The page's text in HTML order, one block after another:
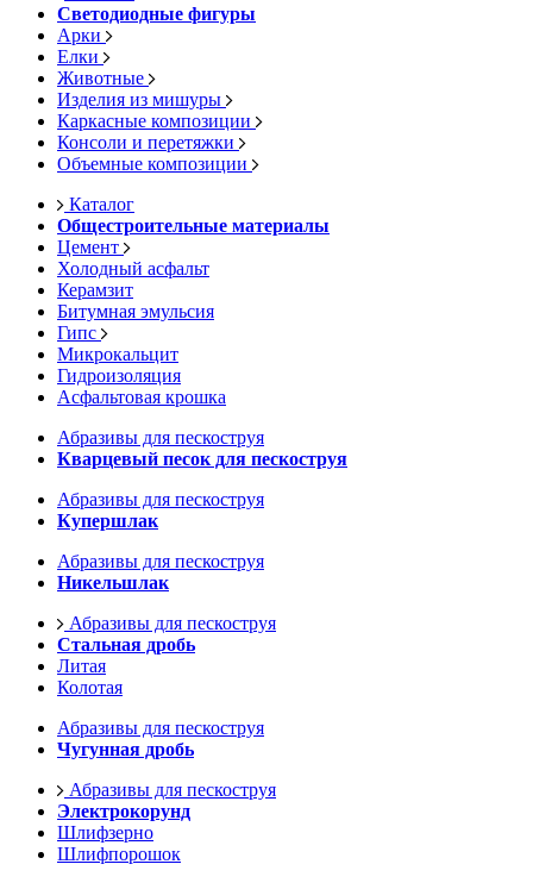
Светодиодные фигуры
Арки
Елки
Животные
Изделия из мишуры
Каркасные композиции
Консоли и перетяжки
Объемные композиции
Каталог
Общестроительные материалы
Цемент
Холодный асфальт
Керамзит
Битумная эмульсия
Гипс
Микрокальцит
Гидроизоляция
Асфальтовая крошка
Абразивы для пескоструя
Кварцевый песок для пескоструя
Абразивы для пескоструя
Купершлак
Абразивы для пескоструя
Никельшлак
Абразивы для пескоструя
Стальная дробь
Литая
Колотая
Абразивы для пескоструя
Чугунная дробь
Абразивы для пескоструя
Электрокорунд
Шлифзерно
Шлифпорошок